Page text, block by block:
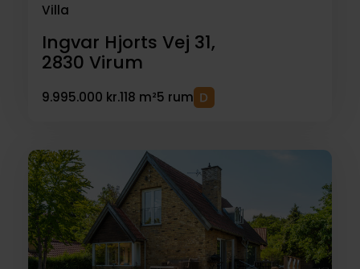
Villa
Ingvar Hjorts Vej 31,
2830 Virum
9.995.000 kr.118 m²5 rum